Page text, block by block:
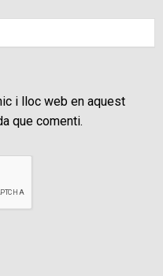
i lloc web en aquest
que comenti.